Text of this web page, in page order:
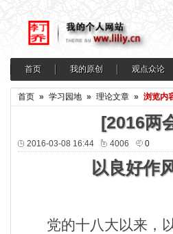
首页 我的原创 观点众论
首页 » 学习园地 » 理论文章 » 浏览内
[2016两
2016-03-08 16:44 4006 0
以良好作
党的十八大以来，以